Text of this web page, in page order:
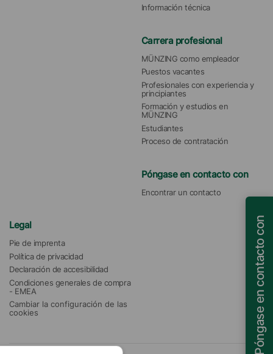
Información técnica
Carrera profesional
MÜNZING como empleador
Puestos vacantes
Profesionales con experiencia y
principiantes
Formación y estudios en
MÜNZING
Estudiantes
Proceso de contratación
Póngase en contacto con
Encontrar un contacto
Legal
Pie de imprenta
Política de privacidad
Declaración de accesibilidad
Condiciones generales de compra
- EMEA
Cambiar la configuración de las
cookies
Póngase en contacto con